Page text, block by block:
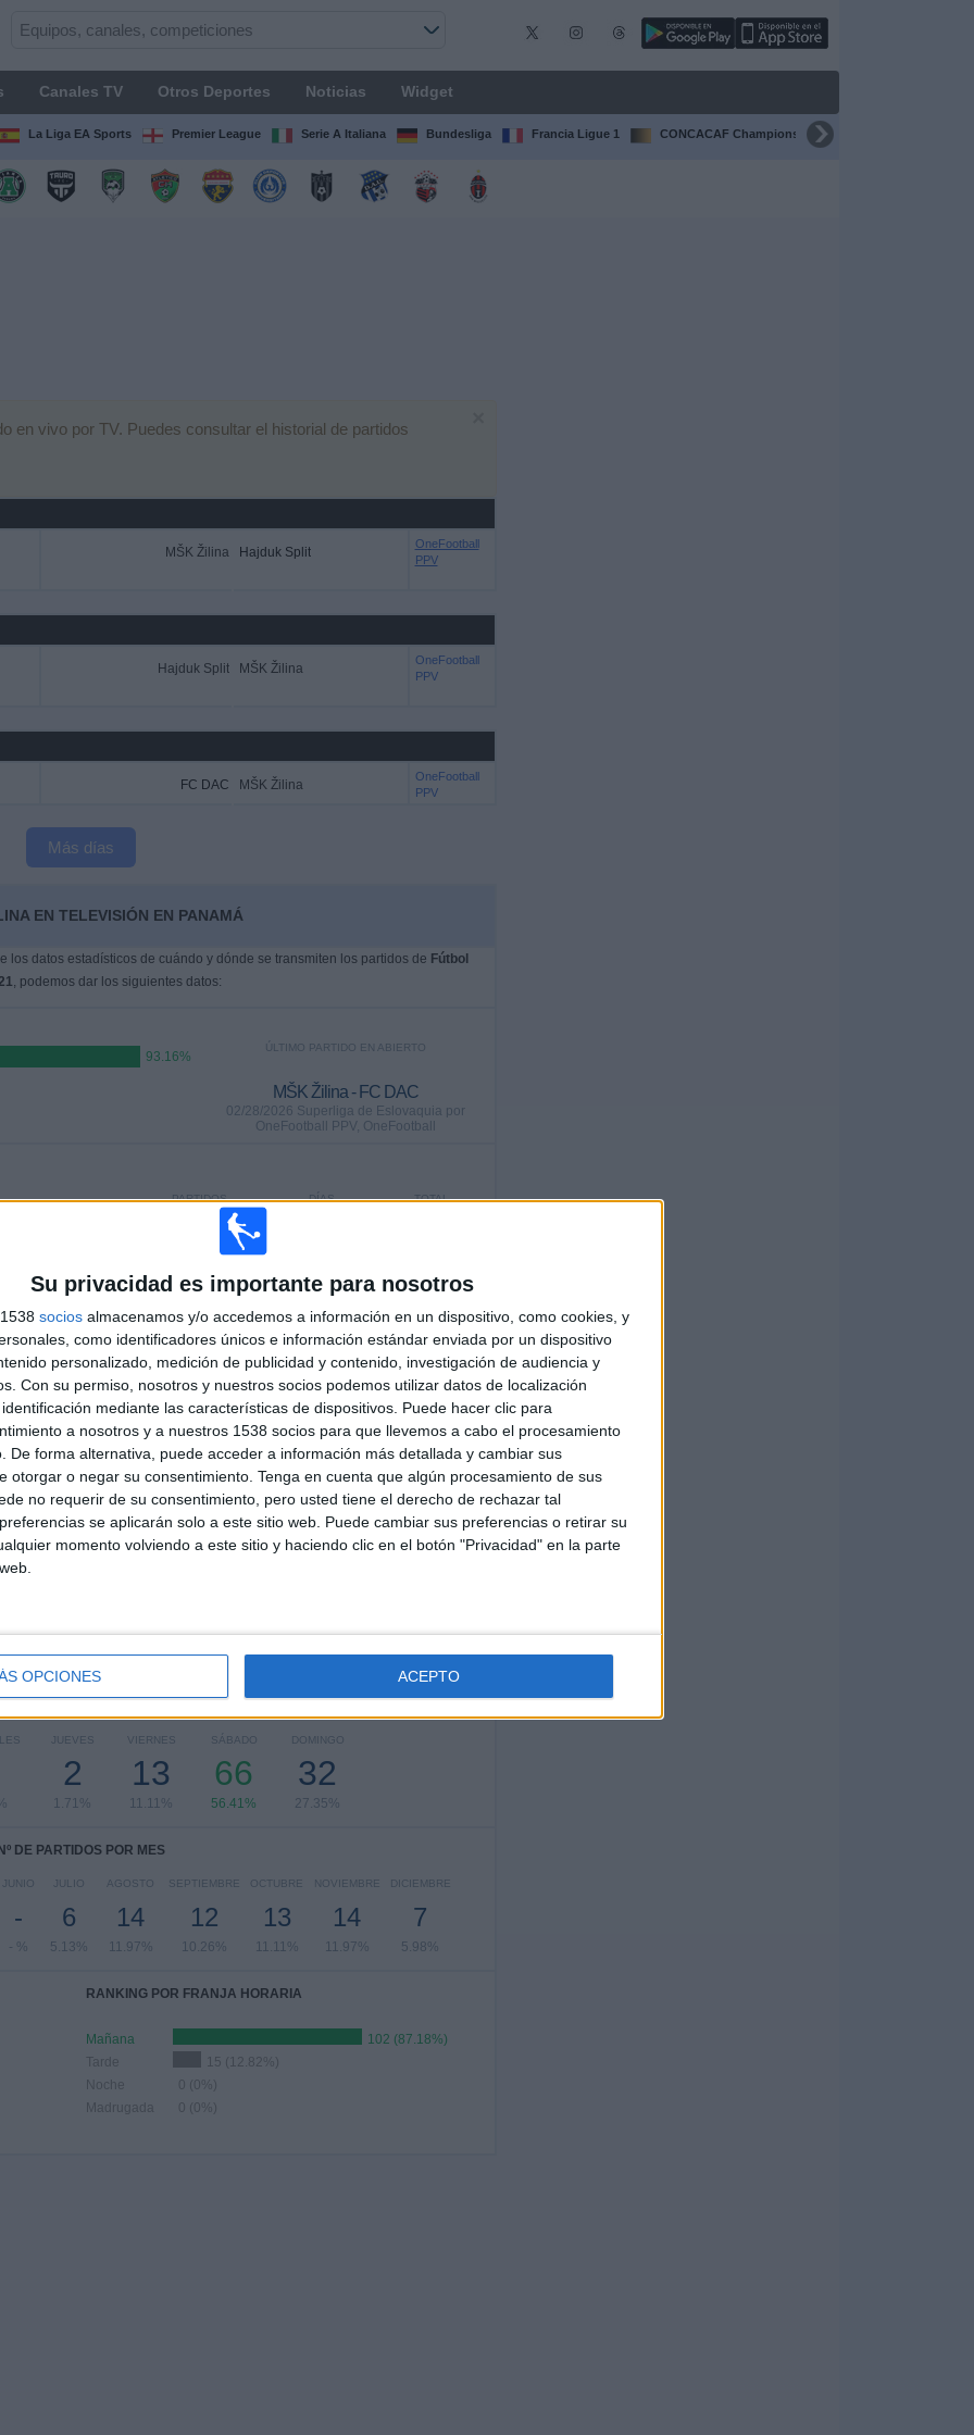
Su privacidad es importante para nosotros
socios almacenamos y/o accedemos a información en un dispositivo, como cookies, y
como identificadores únicos e información estándar enviada por un dispositivo
personalizado, medición de publicidad y contenido, investigación de audiencia y
Con su permiso, nosotros y nuestros socios podemos utilizar datos de localización
mediante las características de dispositivos. Puede hacer clic para
a nosotros y a nuestros 1538 socios para que llevemos a cabo el procesamiento
De forma alternativa, puede acceder a información más detallada y cambiar sus
otorgar o negar su consentimiento. Tenga en cuenta que algún procesamiento de sus
no requerir de su consentimiento, pero usted tiene el derecho de rechazar tal
se aplicarán solo a este sitio web. Puede cambiar sus preferencias o retirar su
momento volviendo a este sitio y haciendo clic en el botón "Privacidad" en la parte
OPCIONES ACEPTO
Canales TV Otros Deportes Noticias Widget
La Liga EA Sports Premier League Serie A Italiana Bundesliga Francia Ligue 1 CONCACAF Champions Cup
en vivo por TV. Puedes consultar el historial de partidos
MŠK Žilina Hajduk Split
OneFootball
PPV
Hajduk Split MŠK Žilina
OneFootball
PPV
FC DAC MŠK Žilina
OneFootball
PPV
Más días
EN TELEVISIÓN EN PANAMÁ
los datos estadísticos de cuándo y dónde se transmiten los partidos de Fútbol
, podemos dar los siguientes datos:
93.16%
ÚLTIMO PARTIDO EN ABIERTO
MŠK Žilina - FC DAC
02/28/2026 Superliga de Eslovaquia por
OneFootball PPV, OneFootball
TOTAL
DÍAS
GRATUÍTO
PARTIDOS
DE PAGO
TOTAL
18
16
VS Slovan
Bratislava
TOTAL
2
RANKING POR COMPETICIONES
Superliga de Eslovaquia
115 (98.29%)
Europa League
2 (1.71%)
JUEVES
2
1.71%
VIERNES
13
11.11%
SÁBADO
66
56.41%
DOMINGO
32
27.35%
Nº DE PARTIDOS POR MES
JUNIO
-
- %
JULIO
6
5.13%
AGOSTO
14
11.97%
SEPTIEMBRE
12
10.26%
OCTUBRE
13
11.11%
NOVIEMBRE
14
11.97%
DICIEMBRE
7
5.98%
RANKING POR FRANJA HORARIA
Mañana
102 (87.18%)
Tarde
15 (12.82%)
Noche
0 (0%)
Madrugada
0 (0%)